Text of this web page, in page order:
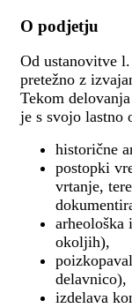
O podjetju
Od ustanovitve
pretežno z
Tekom
je s svojo lastno
historične
postopki
vrtanje,
arheološka
okoljih),
delavnico),
izdelava